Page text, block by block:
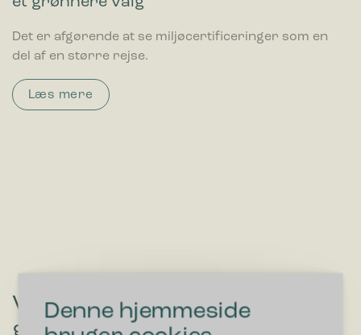
Denne hjemmeside
Det er afgørende at se miljøcertificeringer som en
del af en større rejse.
Læs mere
Vil du høre om løsninger, der
gør affaldssortering